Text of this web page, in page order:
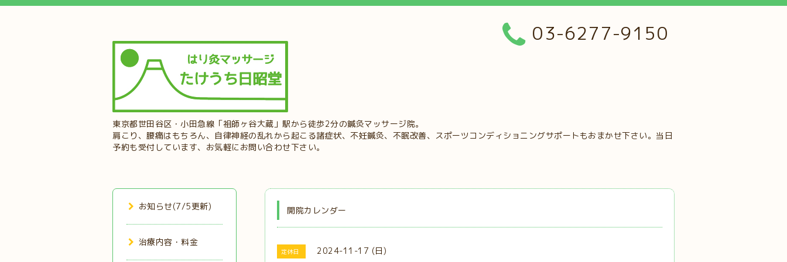
東京都世田谷区・小田急線「祖師ヶ谷大蔵」駅から徒歩2分の鍼灸マッサージ院。
肩こり、腰痛はもちろん、自律神経の乱れから起こる諸症状、不妊鍼灸、不眠改善、スポーツコンディショニングサポートもおまかせ下さい。当日
予約も受付しています、お気軽にお問い合わせ下さい。
03-6277-9150
開院カレンダー
定休日 2024-11-17 (日)
お知らせ(7/5更新)
治療内容・料金